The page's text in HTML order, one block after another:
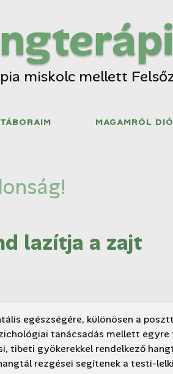
miskolc mellett
MAGAMRÓL
lazítja a zajt
egészségére, különösen a
tanácsadás mellett egyre
tibeti gyökerekkel rendelkező
rezgései segítenek a testi-